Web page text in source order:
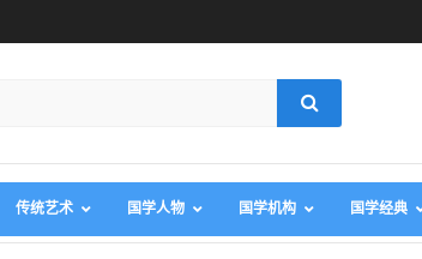
传统艺术 国学人物 国学机构 国学经典